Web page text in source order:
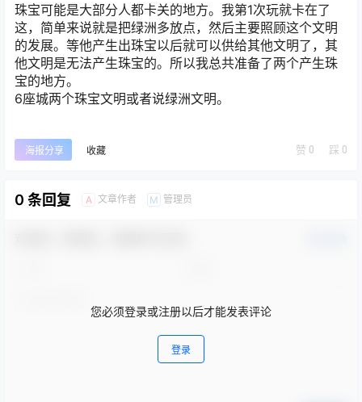
珠宝可能是大部分人都卡关的地方。我第1次玩就卡在了
这，简单来说就是把绿洲多放点，然后主要照顾这个文明
的发展。等他产生出珠宝以后就可以供给其他文明了，其
他文明是无法产生珠宝的。所以我总共准备了两个产生珠
宝的地方。
6座城两个珠宝文明或者说绿洲文明。
海报分享 收藏 赞 0 踩 0
0 条回复 A 文章作者 M 管理员
您必须登录或注册以后才能发表评论
登录